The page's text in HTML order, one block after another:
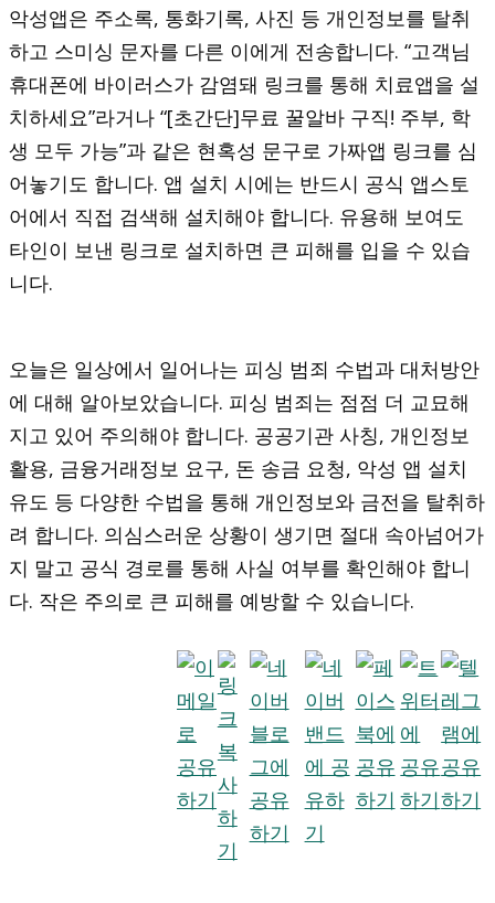
악성앱은 주소록, 통화기록, 사진 등 개인정보를 탈취
하고 스미싱 문자를 다른 이에게 전송합니다. “고객님
휴대폰에 바이러스가 감염돼 링크를 통해 치료앱을 설
치하세요”라거나 “[초간단]무료 꿀알바 구직! 주부, 학
생 모두 가능”과 같은 현혹성 문구로 가짜앱 링크를 심
어놓기도 합니다. 앱 설치 시에는 반드시 공식 앱스토
어에서 직접 검색해 설치해야 합니다. 유용해 보여도
타인이 보낸 링크로 설치하면 큰 피해를 입을 수 있습
니다.
오늘은 일상에서 일어나는 피싱 범죄 수법과 대처방안
에 대해 알아보았습니다. 피싱 범죄는 점점 더 교묘해
지고 있어 주의해야 합니다. 공공기관 사칭, 개인정보
활용, 금융거래정보 요구, 돈 송금 요청, 악성 앱 설치
유도 등 다양한 수법을 통해 개인정보와 금전을 탈취하
려 합니다. 의심스러운 상황이 생기면 절대 속아넘어가
지 말고 공식 경로를 통해 사실 여부를 확인해야 합니
다. 작은 주의로 큰 피해를 예방할 수 있습니다.